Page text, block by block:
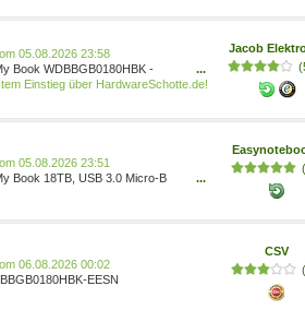
05.08.2026 23:58
Book WDBBGB0180HBK -
- 18TB - extern (Stationär) -
...
Einstieg über HardwareSchotte.de!
Jacob
05.08.2026 23:51
Book 18TB, USB 3.0 Micro-B
...
06.08.2026 00:02
EESN
CSV